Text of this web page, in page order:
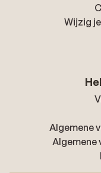
Wijzig
Algemene